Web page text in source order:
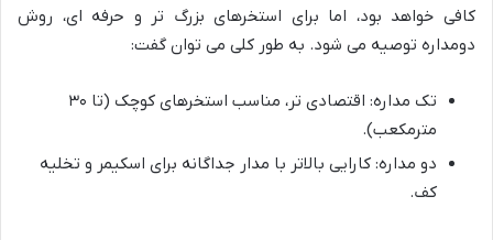
کافی خواهد بود، اما برای استخرهای بزرگ تر و حرفه ای، روش
دومداره توصیه می شود. به طور کلی می توان گفت:
تک مداره: اقتصادی تر، مناسب استخرهای کوچک (تا ۳۰
مترمکعب).
دو مداره: کارایی بالاتر با مدار جداگانه برای اسکیمر و تخلیه
کف.